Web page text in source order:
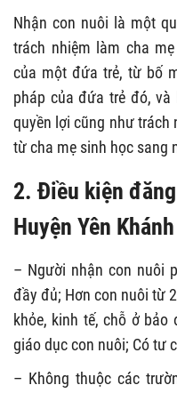
Nhận con nuôi là một
trách nhiệm làm cha
của một đứa trẻ, từ bố
pháp của đứa trẻ đó,
quyền lợi cũng như trách
từ cha mẹ sinh học sang
2. Điều kiện
Huyện Yên Khánh
– Người nhận con nuôi
đầy đủ; Hơn con nuôi từ
khỏe, kinh tế, chỗ ở
giáo dục con nuôi; Có tư
– Không thuộc các